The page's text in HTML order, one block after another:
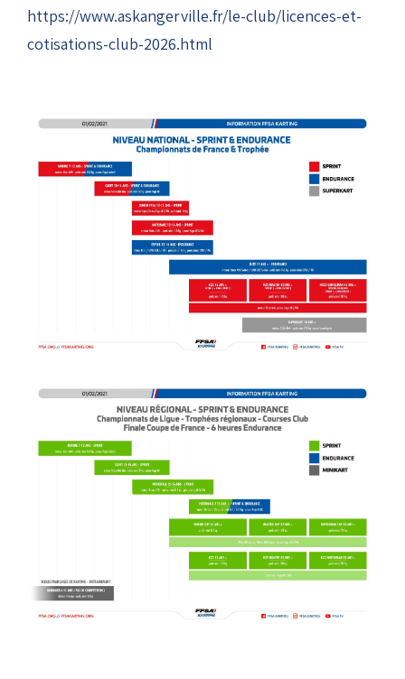
https://www.askangerville.fr/le-club/licences-et-
cotisations-club-2026.html